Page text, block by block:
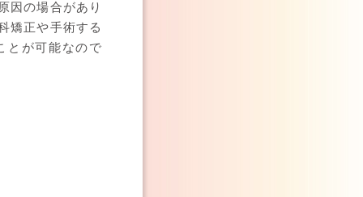
因の場合があり
矯正や手術する
とが可能なので